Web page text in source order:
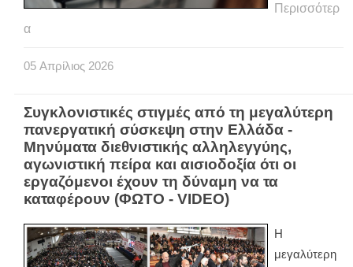
Περισσότερ
α
05 Απρίλιος 2026
Συγκλονιστικές στιγμές από τη μεγαλύτερη
πανεργατική σύσκεψη στην Ελλάδα -
Μηνύματα διεθνιστικής αλληλεγγύης,
αγωνιστική πείρα και αισιοδοξία ότι οι
εργαζόμενοι έχουν τη δύναμη να τα
καταφέρουν (ΦΩΤΟ - VIDEO)
Η
μεγαλύτερη